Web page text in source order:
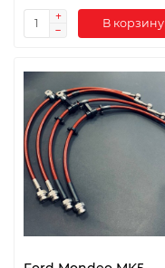
В корзину